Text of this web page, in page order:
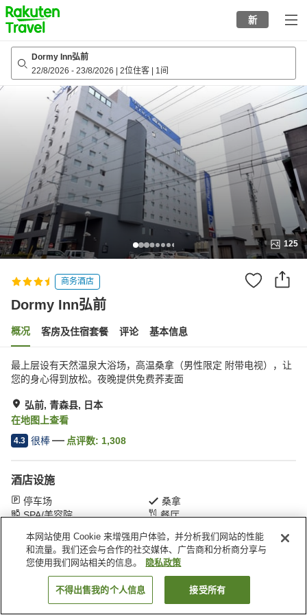
to
top
page
新
Dormy Inn弘前
22/8/2026 - 23/8/2026 2位住客 1间
125
商务酒店
Dormy Inn弘前
概况 客房及住宿套餐 评论 基本信息
最上层设有天然温泉大浴场，高温桑拿（男性限定 附带电视），让
您的身心得到放松。夜晚提供免费荞麦面
弘前, 青森县, 日本
在地图上查看
4.3 很棒 点评数: 1,308
酒店设施
停车场
桑拿
SPA/美容院
餐厅
首页 日本 青森县 弘前 Dormy Inn弘前
搜索客房
本网站使用 Cookie 来增强用户体验，并分析我们网站的性能
和流量。我们还会与合作的社交媒体、广告商和分析商分享与
您使用我们网站相关的信息。
隐私政策
不得出售我的个人信息 接受所有